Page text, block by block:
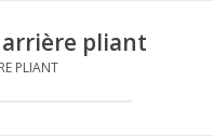
arrière pliant
PLIANT